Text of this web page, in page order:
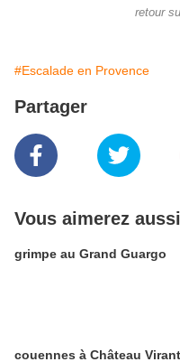
retour
#Escalade en Provence
Partager
Vous aimerez aussi
grimpe au Grand Guargo
couennes à Château Virant